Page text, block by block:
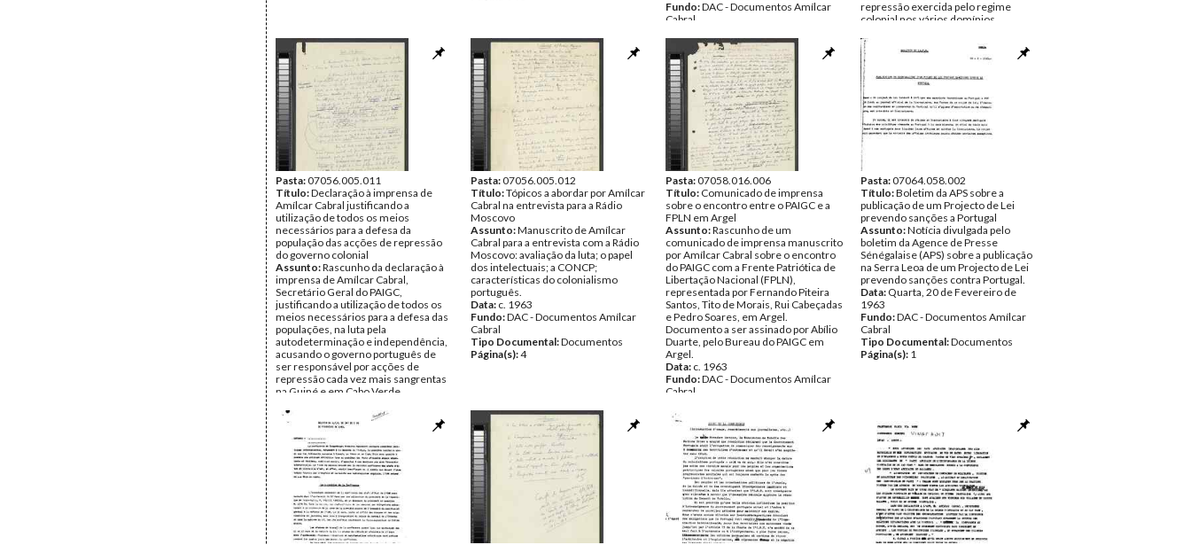
Fundo:DAC - Documentos Amílcar
Cabral
Página(s):2
repressão exercida pelo regime
colonial nos vários domínios,
assassinato nas prisões da PIDE
(Bissau, Bafatá, campo de
concentração de Ilha das Galinhas) e
pede a continuação da ajuda
acordada com o Presidente Nkrumah
à luta de libertação nacional.
Data:c. Junho de 1962
Fundo:DAC - Documentos Amílcar
Cabral
Tipo Documental:
Página(s):
Pasta:07056.005.011
Título:Declaração à imprensa de
Amílcar Cabral justificando a
utilização de todos os meios
necessários para a defesa da
população das acções de repressão
do governo colonial
Assunto:Rascunho da declaração à
imprensa de Amílcar Cabral,
Secretário Geral do PAIGC,
justificando a utilização de todos os
meios necessários para a defesa das
populações, na luta pela
autodeterminação e independência,
acusando o governo português de
ser responsável por acções de
repressão cada vez mais sangrentas
na Guiné e em Cabo Verde.
1962
DAC - Documentos Amílcar
Cabral
Tipo Documental:Documentos
Página(s):2
Pasta:07056.005.012
Título:Tópicos a abordar por Amílcar
Cabral na entrevista para a Rádio
Moscovo
Assunto:Manuscrito de Amílcar
Cabral para a entrevista com a Rádio
Moscovo: avaliação da luta; o papel
dos intelectuais; a CONCP;
características do colonialismo
português.
Data: c. 1963
Fundo:DAC - Documentos Amílcar
Cabral
Tipo Documental:Documentos
Página(s):4
Pasta:07058.016.006
Título: Comunicado de imprensa
sobre o encontro entre o PAIGC e a
FPLN em Argel
Assunto:Rascunho de um
comunicado de imprensa manuscrito
por Amílcar Cabral sobre o encontro
do PAIGC com a Frente Patriótica de
Libertação Nacional (FPLN),
representada por Fernando Piteira
Santos, Tito de Morais, Rui Cabeçadas
e Pedro Soares, em Argel.
Documento a ser assinado por Abílio
Duarte, pelo Bureau do PAIGC em
Argel.
Data: c. 1963
Fundo:DAC - Documentos Amílcar
Cabral
Página(s):
Pasta:07064.058.002
Título:Boletim da APS sobre a
publicação de um Projecto de Lei
prevendo sanções a Portugal
Assunto:Notícia divulgada pelo
boletim da Agence de Presse
Sénégalaise (APS) sobre a publicação
na Serra Leoa de um Projecto de Lei
prevendo sanções contra Portugal.
Data: Quarta, 20 de Fevereiro de
1963
Fundo:DAC - Documentos Amílcar
Cabral
Tipo Documental:Documentos
Página(s): 1